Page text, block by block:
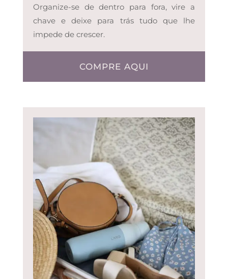
Organize-se de dentro para fora, vire a
chave e deixe para trás tudo que lhe
impede de crescer.
COMPRE AQUI